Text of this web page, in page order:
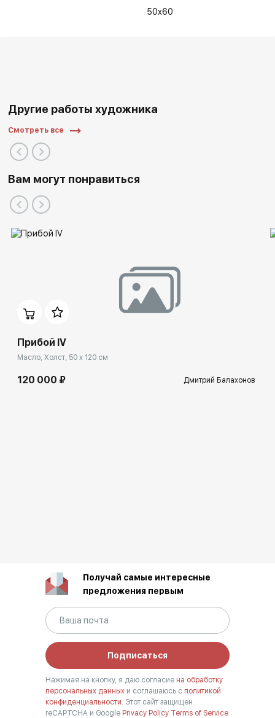
50x60
Другие работы художника
Смотреть все
Вам могут понравиться
Прибой IV
Масло, Холст, 50 x 120 см
120 000 ₽ Дмитрий Балахонов
Получай самые интересные
предложения первым
Подписаться
Нажимая на кнопку, я даю согласие на обработку
персональных данных и соглашаюсь с политикой
конфиденциальности. Этот сайт защищен
reCAPTCHA и Google Privacy Policy Terms of Service